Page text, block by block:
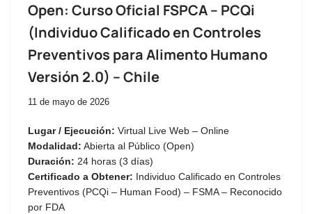
Open: Curso Oficial FSPCA – PCQi
(Individuo Calificado en Controles
Preventivos para Alimento Humano
Versión 2.0) – Chile
11 de mayo de 2026
Lugar / Ejecución: Virtual Live Web – Online
Modalidad: Abierta al Público (Open)
Duración: 24 horas (3 días)
Certificado a Obtener: Individuo Calificado en Controles
Preventivos (PCQi – Human Food) – FSMA – Reconocido
por FDA